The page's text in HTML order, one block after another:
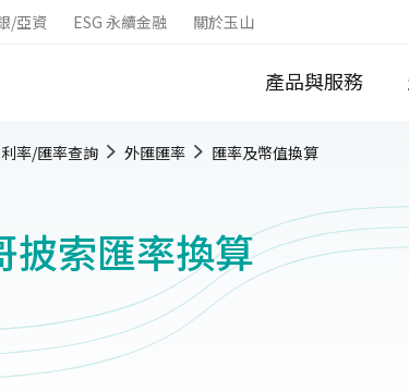
/亞資 ESG 永續金融 關於玉山
產品與服務
披索匯率換算
利率/匯率查詢 外匯匯率 匯率及幣值換算